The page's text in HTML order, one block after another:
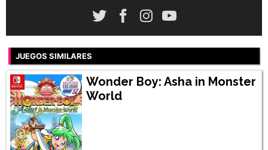
JUEGOS SIMILARES
Wonder Boy: Asha in Monster
World